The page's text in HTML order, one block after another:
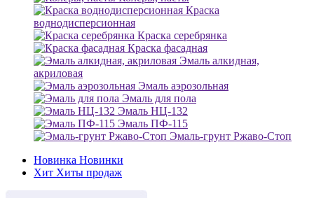
Краска
воднодисперсионная
Краска серебрянка
Краска фасадная
Эмаль алкидная,
акриловая
Эмаль аэрозольная
Эмаль для пола
Эмаль НЦ-132
Эмаль ПФ-115
Эмаль-грунт Ржаво-Стоп
Новинка Новинки
Хит Хиты продаж